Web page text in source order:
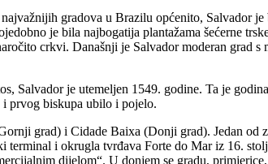
gradova u Brazilu općenito, Salvador
je bila najbogatija plantažama šećerne
crkvi. Današnji je Salvador moderan grad
Salvador je utemeljen 1549. godine. Ta je
i prvog biskupa ubilo i pojelo.
grad) i Cidade Baixa (Donji grad). Jedan
i okrugla tvrđava Forte do Mar iz 16.
dijelom“. U donjem se gradu,